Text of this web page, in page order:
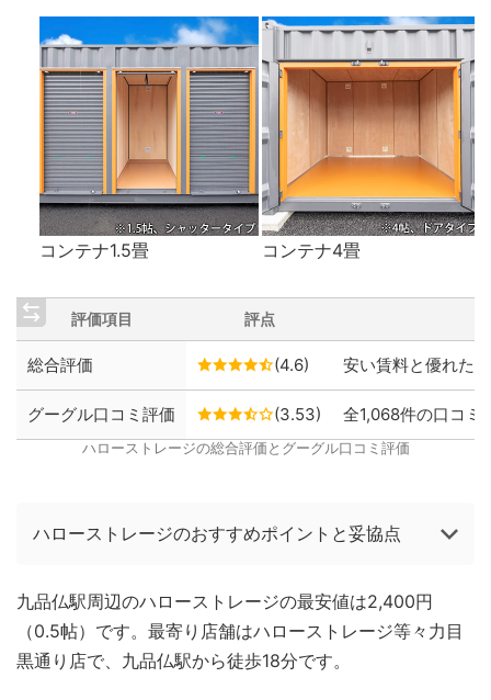
コンテナ1.5畳 コンテナ4畳
評価項目 評点
総合評価 (4.6) 安い賃料と優れた
グーグル口コミ評価 (3.53) 全1,068件の口コミ
ハローストレージの総合評価とグーグル口コミ評価
ハローストレージのおすすめポイントと妥協点
九品仏駅周辺のハローストレージの最安値は2,400円
（0.5帖）です。最寄り店舗はハローストレージ等々力目
黒通り店で、九品仏駅から徒歩18分です。